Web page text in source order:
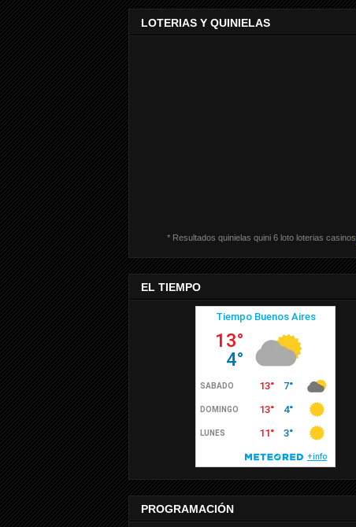
LOTERIAS Y QUINIELAS
* Resultados quinielas quini 6 loto loterias casinos
EL TIEMPO
PROGRAMACIÓN